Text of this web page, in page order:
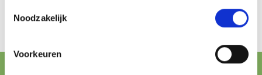
Noodzakelijk
Voorkeuren